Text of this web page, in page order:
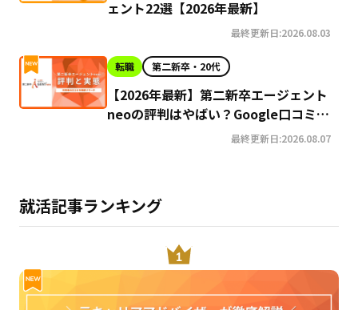
ェント22選【2026年最新】
最終更新日:2026.08.03
転職 第二新卒・20代
【2026年最新】第二新卒エージェント
neoの評判はやばい？Google口コミ高
評価の真実と利用の注意点を徹底解説
最終更新日:2026.08.07
就活記事ランキング